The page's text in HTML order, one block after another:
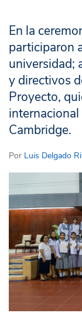
En la
participaron
universidad;
y directivos
Proyecto,
Cambridge.
Por Luis Delgado